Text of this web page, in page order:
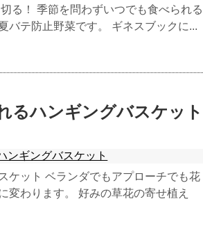
る！ 季節を問わずいつでも食べられる
バテ防止野菜です。 ギネスブックに...
るハンギングバスケット
ンギングバスケット
ケット ベランダでもアプローチでも花
変わります。 好みの草花の寄せ植え